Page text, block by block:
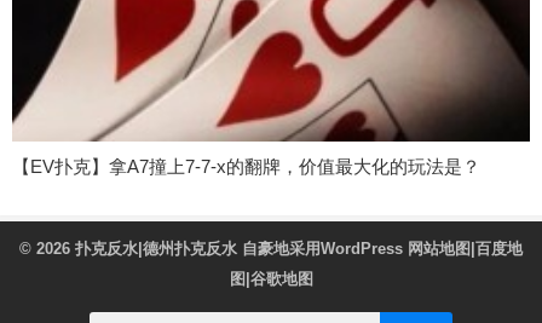
【EV扑克】拿A7撞上7-7-x的翻牌，价值最大化的玩法是？
© 2026 扑克反水|德州扑克反水 自豪地采用WordPress 网站地图 百度地
图 谷歌地图